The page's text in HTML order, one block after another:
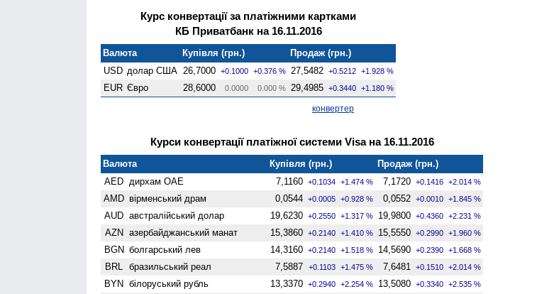
Курс конвертації за платіжними картками
КБ Приватбанк на 16.11.2016
Валюта Купівля (грн.)
Продаж (грн.)
USD долар США 26,7000 +0.1000 +0.376 % 27,5482 +0.5212 +1.928 %
EUR Євро 28,6000 0.0000 0.000 % 29,4985 +0.3440 +1.180 %
конвертер
Курси конвертації платіжної системи Visa на 16.11.2016
Валюта Купівля (грн.)
Продаж (грн.)
AED дирхам ОАЕ 7,1160 +0.1034 +1.474 % 7,1720 +0.1416 +2.014 %
AMD вiрменський драм 0,0544 +0.0005 +0.928 % 0,0552 +0.0010 +1.845 %
AUD австралійський долар 19,6230 +0.2550 +1.317 % 19,9800 +0.4360 +2.231 %
AZN азербайджанський манат 15,3860 +0.2140 +1.410 % 15,5550 +0.2990 +1.960 %
BGN болгарський лев 14,3160 +0.2140 +1.518 % 14,5690 +0.2390 +1.668 %
BRL бразильський реал 7,5887 +0.1103 +1.475 % 7,6481 +0.1510 +2.014 %
BYN білоруський рубль 13,3370 +0.2940 +2.254 % 13,5080 +0.3340 +2.535 %